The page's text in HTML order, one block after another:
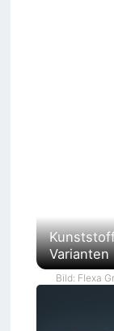
Varianten
Bild: Flexa